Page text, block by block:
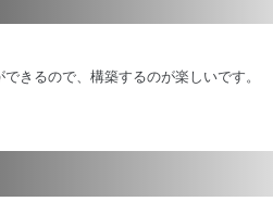
きるので、構築するのが楽しいです。